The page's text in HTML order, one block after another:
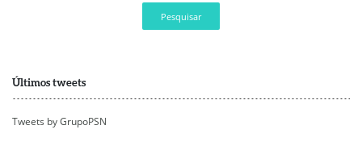
Pesquisar
Últimos tweets
Tweets by GrupoPSN